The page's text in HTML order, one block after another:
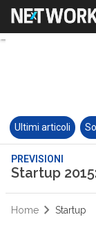
Ultimi articoli
PREVISIONI
Startup
Home Startup